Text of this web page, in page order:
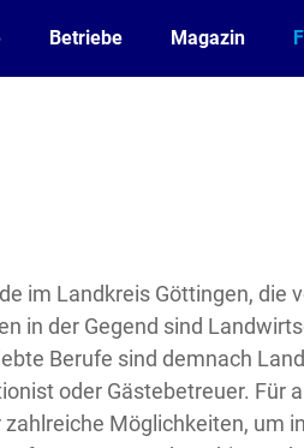
Betriebe Magazin
im Landkreis Göttingen, die
in der Gegend sind
Berufe sind demnach
oder Gästebetreuer. Für
Möglichkeiten, um in